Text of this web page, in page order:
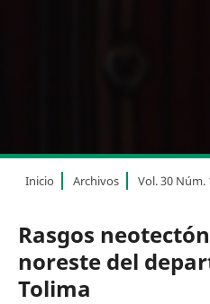
Inicio Archivos Vol. 30 Núm.
Rasgos
noreste del
Tolima